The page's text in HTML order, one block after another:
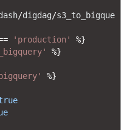
/digdag/s3_to_bigque
'production' %}
%}
%}